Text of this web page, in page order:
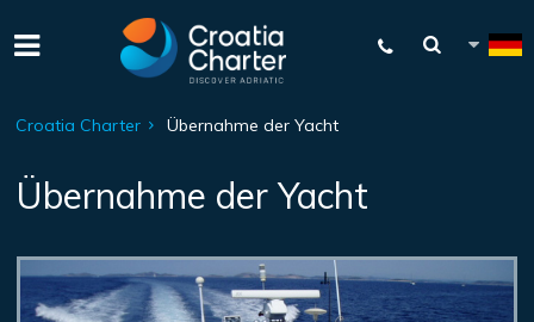
Croatia Charter Übernahme der Yacht
Übernahme der Yacht